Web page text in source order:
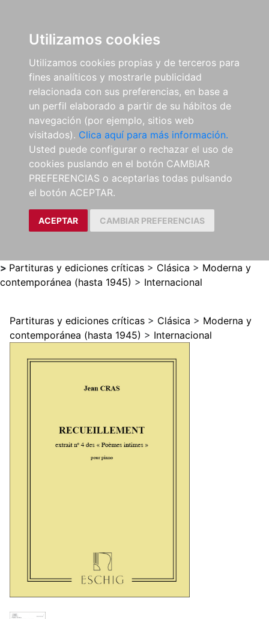
Utilizamos cookies
Utilizamos cookies propias y de terceros para
fines analíticos y mostrarle publicidad
relacionada con sus preferencias, en base a
un perfil elaborado a partir de su hábitos de
navegación (por ejemplo, sitios web
visitados). Clica aquí para más información.
Usted puede configurar o rechazar el uso de
cookies puslando en el botón CAMBIAR
PREFERENCIAS o aceptarlas todas pulsando
el botón ACEPTAR.
ACEPTAR CAMBIAR PREFERENCIAS
> Partituras y ediciones críticas > Clásica > Moderna y
contemporánea (hasta 1945) > Internacional
Partituras y ediciones críticas > Clásica > Moderna y
contemporánea (hasta 1945) > Internacional